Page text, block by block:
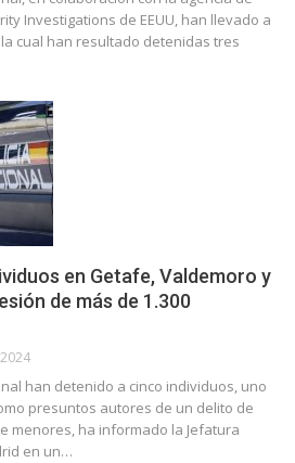
Investigations de EEUU, han llevado a
cual han resultado detenidas tres
en Getafe, Valdemoro y
de más de 1.300
han detenido a cinco individuos, uno
presuntos autores de un delito de
menores, ha informado la Jefatura
en un…